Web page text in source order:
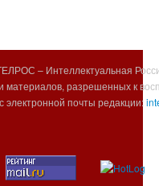
– Интеллектуальная
материалов, разрешенных к
электронной почты редакции: